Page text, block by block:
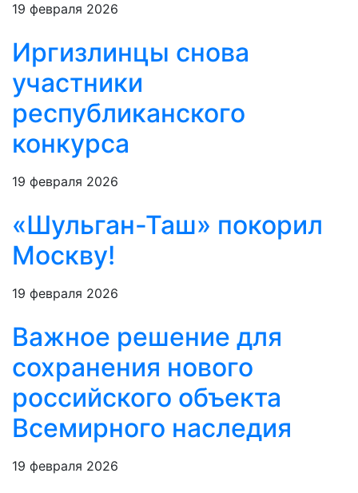
19 февраля 2026
Иргизлинцы снова
участники
республиканского
конкурса
19 февраля 2026
«Шульган-Таш» покорил
Москву!
19 февраля 2026
Важное решение для
сохранения нового
российского объекта
Всемирного наследия
19 февраля 2026